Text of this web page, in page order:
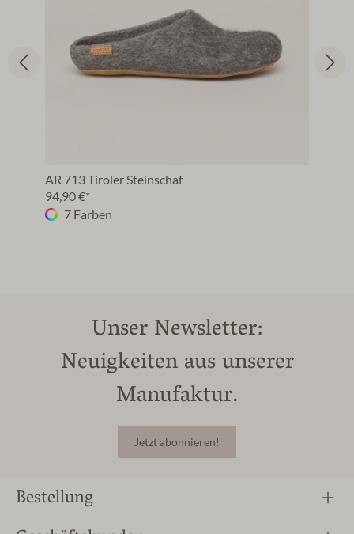
AR 713 Tiroler Steinschaf
94,90 €*
7 Farben
Unser Newsletter:
Neuigkeiten aus unserer
Manufaktur.
Jetzt abonnieren!
Bestellung